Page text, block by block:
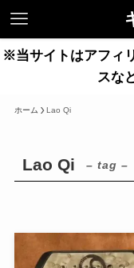
※当サイトはアフィ
スな
ホーム Lao Qi
Lao Qi – tag –